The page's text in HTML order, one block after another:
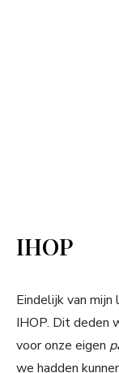
IHOP
Eindelijk van
IHOP. Dit deden
voor onze eigen
we hadden